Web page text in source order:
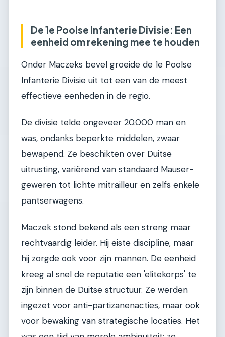
De 1e Poolse Infanterie Divisie: Een
eenheid om rekening mee te houden
Onder Maczeks bevel groeide de 1e Poolse
Infanterie Divisie uit tot een van de meest
effectieve eenheden in de regio.
De divisie telde ongeveer 20.000 man en
was, ondanks beperkte middelen, zwaar
bewapend. Ze beschikten over Duitse
uitrusting, variërend van standaard Mauser-
geweren tot lichte mitrailleur en zelfs enkele
pantserwagens.
Maczek stond bekend als een streng maar
rechtvaardig leider. Hij eiste discipline, maar
hij zorgde ook voor zijn mannen. De eenheid
kreeg al snel de reputatie een 'elitekorps' te
zijn binnen de Duitse structuur. Ze werden
ingezet voor anti-partizanenacties, maar ook
voor bewaking van strategische locaties. Het